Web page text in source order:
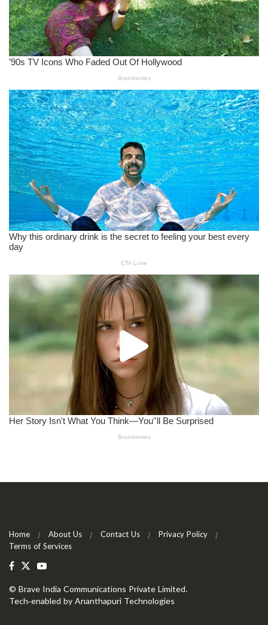
Home About Us Contact Us
Privacy Policy
Terms of Services
© Brave India Communications Private Limited.
Tech-enabled by Ananthapuri Technologies